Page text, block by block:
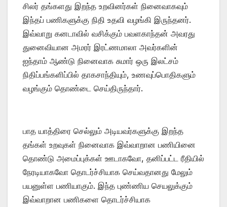
சிலர் தங்களது இறந்த உறவினர்கள் நினைவாகவும்
இந்தப் பணிகளுக்கு நிதி உதவி வழங்கி இருந்தனர்.
இவ்வாறு கனடாவில் வசிக்கும் பவளகாந்தன் அவரது
துனைவியான அமரர் இரட்ணமாலா அவர்களின்
ஐந்தாம் ஆண்டு நினைவாக சுமார் ஒரு இலட்சம்
நிதிப்பங்களிப்பில் தாகசாந்தியும், உணவுப்பொதிகளும்
வழங்கும் தொண்டை செய்திருந்தார்.
பாத யாத்திரை செல்லும் அடியவர்களுக்கு இறந்த
தங்கள் உறவுகள் நினைவாக இவ்வாறான பணியினை
தொண்டு அமைப்புக்கள் ஊடாகவோ, தனிப்பட்ட ரீதியில்
நேரடியாகவோ தொடர்ச்சியாக செய்வதானது மேலும்
பயனுள்ள பணியாகும். இந்த புண்ணிய செயலுக்கும்
இவ்வாறான பணிகளை தொடர்ச்சியாக